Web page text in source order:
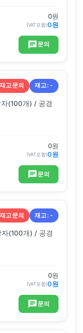
0원
(VAT포함)0원
문의
재고문의 재고:-
(100개) / 공경
0원
(VAT포함)0원
문의
재고문의 재고:-
(100개) / 공경
0원
(VAT포함)0원
문의